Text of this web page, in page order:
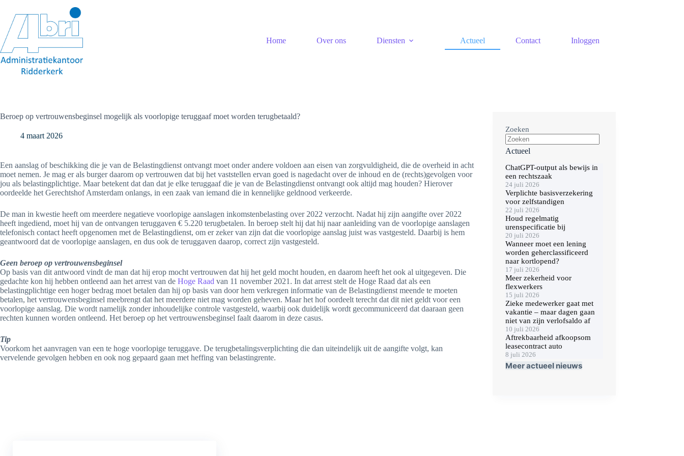
inhoud
Home
Over ons Diensten Actueel Contact Inloggen
Beroep op vertrouwensbeginsel mogelijk als voorlopige teruggaaf moet worden terugbetaald?
4 maart 2026
Een aanslag of beschikking die je van de Belastingdienst ontvangt moet onder andere voldoen aan eisen van zorgvuldigheid, die de overheid in acht
moet nemen. Je mag er als burger daarom op vertrouwen dat bij het vaststellen ervan goed is nagedacht over de inhoud en de (rechts)gevolgen voor
jou als belastingplichtige. Maar betekent dat dan dat je elke teruggaaf die je van de Belastingdienst ontvangt ook altijd mag houden? Hierover
oordeelde het Gerechtshof Amsterdam onlangs, in een zaak van iemand die in kennelijke geldnood verkeerde.
De man in kwestie heeft om meerdere negatieve voorlopige aanslagen inkomstenbelasting over 2022 verzocht. Nadat hij zijn aangifte over 2022
heeft ingediend, moet hij van de ontvangen teruggaven € 5.220 terugbetalen. In beroep stelt hij dat hij naar aanleiding van de voorlopige aanslagen
telefonisch contact heeft opgenomen met de Belastingdienst, om er zeker van zijn dat die voorlopige aanslag juist was vastgesteld. Daarbij is hem
geantwoord dat de voorlopige aanslagen, en dus ook de teruggaven daarop, correct zijn vastgesteld.
Geen beroep op vertrouwensbeginsel
Op basis van dit antwoord vindt de man dat hij erop mocht vertrouwen dat hij het geld mocht houden, en daarom heeft het ook al uitgegeven. Die
gedachte kon hij hebben ontleend aan het arrest van de Hoge Raad van 11 november 2021. In dat arrest stelt de Hoge Raad dat als een
belastingplichtige een hoger bedrag moet betalen dan hij op basis van door hem verkregen informatie van de Belastingdienst meende te moeten
betalen, het vertrouwensbeginsel meebrengt dat het meerdere niet mag worden geheven. Maar het hof oordeelt terecht dat dit niet geldt voor een
voorlopige aanslag. Die wordt namelijk zonder inhoudelijke controle vastgesteld, waarbij ook duidelijk wordt gecommuniceerd dat daaraan geen
rechten kunnen worden ontleend. Het beroep op het vertrouwensbeginsel faalt daarom in deze casus.
Tip
Voorkom het aanvragen van een te hoge voorlopige teruggave. De terugbetalingsverplichting die dan uiteindelijk uit de aangifte volgt, kan
vervelende gevolgen hebben en ook nog gepaard gaan met heffing van belastingrente.
Zoeken
Actueel
ChatGPT-output als bewijs in
een rechtszaak
24 juli 2026
Verplichte basisverzekering
voor zelfstandigen
22 juli 2026
Houd regelmatig
urenspecificatie bij
20 juli 2026
Wanneer moet een lening
worden geherclassificeerd
naar kortlopend?
17 juli 2026
Meer zekerheid voor
flexwerkers
15 juli 2026
Zieke medewerker gaat met
vakantie – maar dagen gaan
niet van zijn verlofsaldo af
10 juli 2026
Aftrekbaarheid afkoopsom
leasecontract auto
8 juli 2026
Meer actueel nieuws